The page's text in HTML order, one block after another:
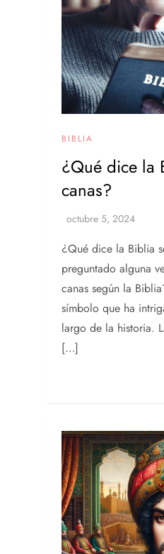
BIBLIA
¿Qué dice la
canas?
¿Qué dice la Biblia
preguntado alguna
canas según la
símbolo que ha
largo de la historia.
[…]